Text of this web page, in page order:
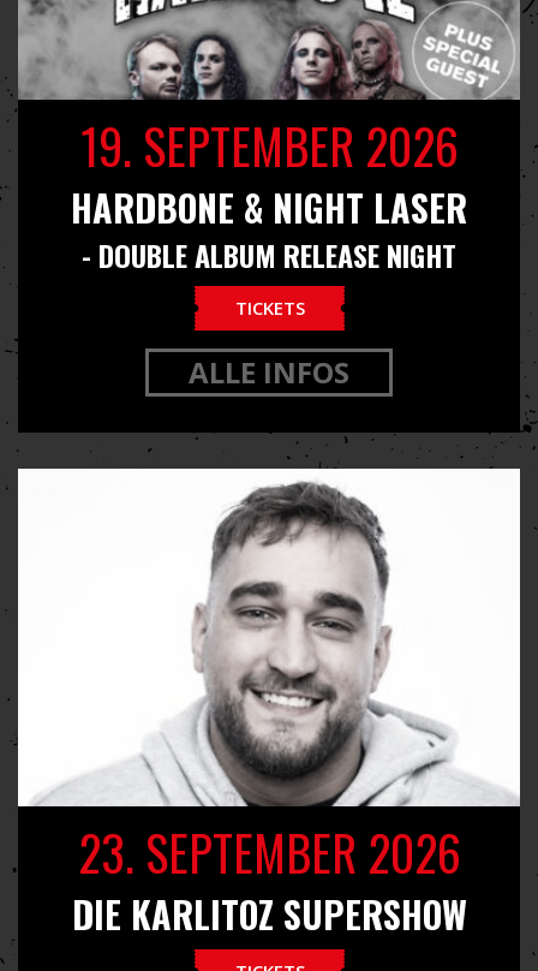
19. SEPTEMBER 2026
HARDBONE & NIGHT LASER
- DOUBLE ALBUM RELEASE NIGHT
TICKETS
ALLE INFOS
23. SEPTEMBER 2026
DIE KARLITOZ SUPERSHOW